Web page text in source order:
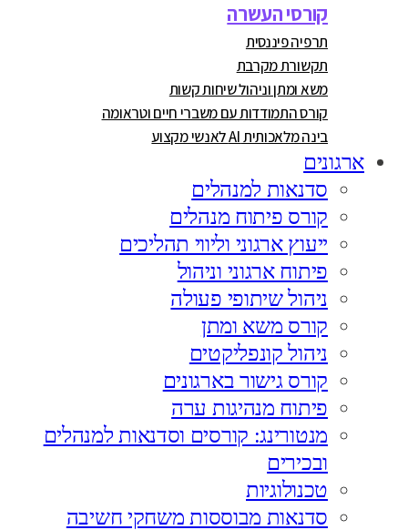
קורסי העשרה
תרפיה פיננסית
תקשורת מקרבת
משא ומתן וניהול שיחות קשות
קורס התמודדות עם משברי חיים וטראומה
בינה מלאכותית AI לאנשי מקצוע
ארגונים
סדנאות למנהלים
קורס פיתוח מנהלים
ייעוץ ארגוני וליווי תהליכים
פיתוח ארגוני וניהול
ניהול שיתופי פעולה
קורס משא ומתן
ניהול קונפליקטים
קורס גישור בארגונים
פיתוח מנהיגות ערה
מנטורינג: קורסים וסדנאות למנהלים
ובכירים
טכנולוגיות
סדנאות מבוססות משחקי חשיבה